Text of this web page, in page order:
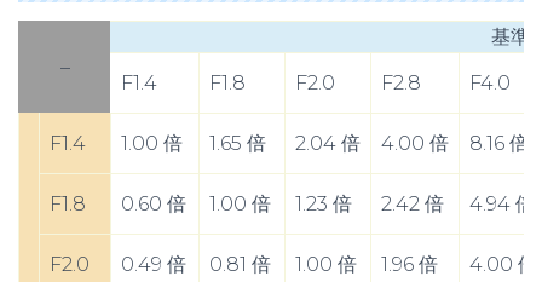
–
基準
F1.4
F1.8 F2.0 F2.8 F4.0
F1.4 1.00 倍 1.65 倍 2.04 倍 4.00 倍 8.16 倍
F1.8 0.60 倍 1.00 倍 1.23 倍 2.42 倍 4.94 倍
F2.0 0.49 倍 0.81 倍 1.00 倍 1.96 倍 4.00 倍